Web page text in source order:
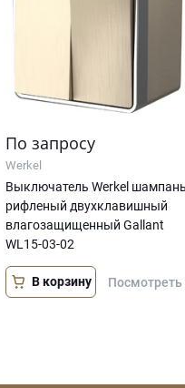
По запросу
Werkel
Выключатель Werkel шампань
рифленый двухклавишный
влагозащищенный Gallant
WL15-03-02
В корзину Посмотреть